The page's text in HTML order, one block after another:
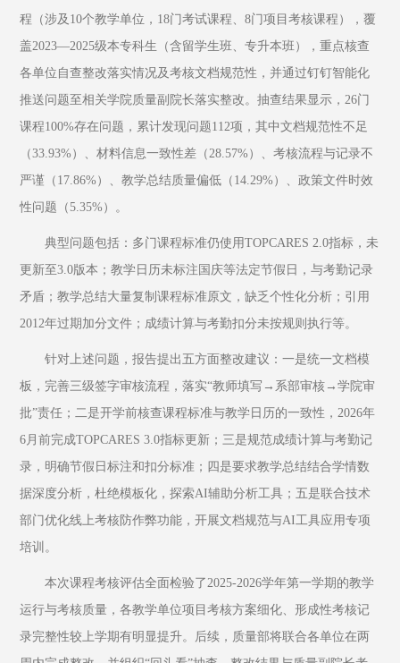
程（涉及10个教学单位，18门考试课程、8门项目考核课程），覆
盖2023—2025级本专科生（含留学生班、专升本班），重点核查
各单位自查整改落实情况及考核文档规范性，并通过钉钉智能化
推送问题至相关学院质量副院长落实整改。抽查结果显示，26门
课程100%存在问题，累计发现问题112项，其中文档规范性不足
（33.93%）、材料信息一致性差（28.57%）、考核流程与记录不
严谨（17.86%）、教学总结质量偏低（14.29%）、政策文件时效
性问题（5.35%）。
典型问题包括：多门课程标准仍使用TOPCARES 2.0指标，未
更新至3.0版本；教学日历未标注国庆等法定节假日，与考勤记录
矛盾；教学总结大量复制课程标准原文，缺乏个性化分析；引用
2012年过期加分文件；成绩计算与考勤扣分未按规则执行等。
针对上述问题，报告提出五方面整改建议：一是统一文档模
板，完善三级签字审核流程，落实“教师填写→系部审核→学院审
批”责任；二是开学前核查课程标准与教学日历的一致性，2026年
6月前完成TOPCARES 3.0指标更新；三是规范成绩计算与考勤记
录，明确节假日标注和扣分标准；四是要求教学总结结合学情数
据深度分析，杜绝模板化，探索AI辅助分析工具；五是联合技术
部门优化线上考核防作弊功能，开展文档规范与AI工具应用专项
培训。
本次课程考核评估全面检验了2025-2026学年第一学期的教学
运行与考核质量，各教学单位项目考核方案细化、形成性考核记
录完整性较上学期有明显提升。后续，质量部将联合各单位在两